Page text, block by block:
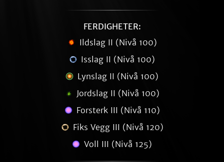
FERDIGHETER:
Ildslag II (Nivå 100)
Isslag II (Nivå 100)
Lynslag II (Nivå 100)
Jordslag II (Nivå 100)
Forsterk III (Nivå 110)
Fiks Vegg III (Nivå 120)
Voll III (Nivå 125)